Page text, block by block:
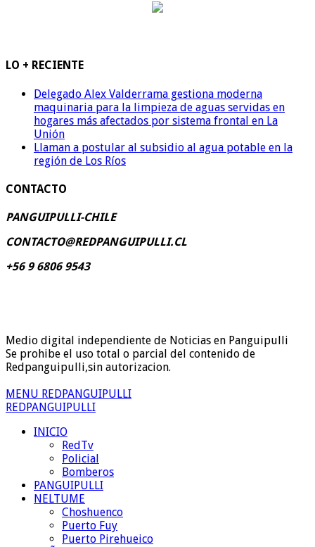
LO + RECIENTE
Delegado Alex Valderrama gestiona moderna
maquinaria para la limpieza de aguas servidas en
hogares más afectados por sistema frontal en La
Unión
Llaman a postular al subsidio al agua potable en la
región de Los Ríos
CONTACTO
PANGUIPULLI-CHILE
CONTACTO@REDPANGUIPULLI.CL
+56 9 6806 9543
Medio digital independiente de Noticias en Panguipulli
Se prohibe el uso total o parcial del contenido de
Redpanguipulli,sin autorizacion.
MENU REDPANGUIPULLI
REDPANGUIPULLI
INICIO
RedTv
Policial
Bomberos
PANGUIPULLI
NELTUME
Choshuenco
Puerto Fuy
Puerto Pirehueico